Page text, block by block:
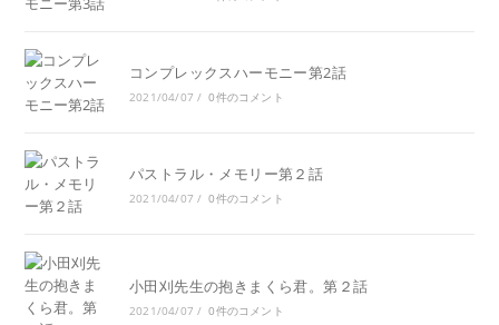
コンプレックスハーモニー第2話
2021/04/07 / 0件のコメント
パストラル・メモリー第２話
2021/04/07 / 0件のコメント
小田刈先生の抱きまくら君。第２話
2021/04/07 / 0件のコメント